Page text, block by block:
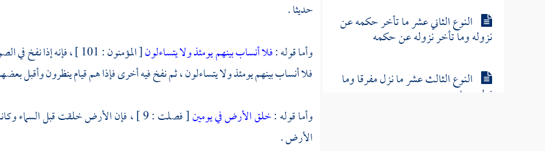
النوع الثاني عشر ما تأخر حكمه عن
نزوله وما تأخر نزوله عن حكمه
النوع الثالث عشر ما نزل مفرقا وما
نزل جمعا
حديثا .
وأما قوله :فلا أنساب بينهم يومئذ ولا يتساءلون
[ المؤمنون : 101 ] ،
فلا أنساب بينهم يومئذ ولا يتساءلون ، ثم نفخ فيه أخرى فإذا هم قيام ينظرون وأقبل
وأما قوله :خلق الأرض في يومين
[ فصلت : 9 ] ، فإن الأرض خلقت قبل
الأرض .